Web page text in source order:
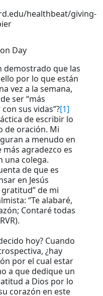
healthbeat/giving-
Day
demostrado que las
por lo que están
vez a la semana,
ser “más
sus vidas”?[1]
de escribir lo
de oración. Mi
a menudo en
más agradezco es
una colega.
de que es
en Jesús
de mi
“Te alabaré,
Contaré todas
hoy? Cuando
¿hay
por el cual estar
a que dedique un
a Dios por lo
corazón en este